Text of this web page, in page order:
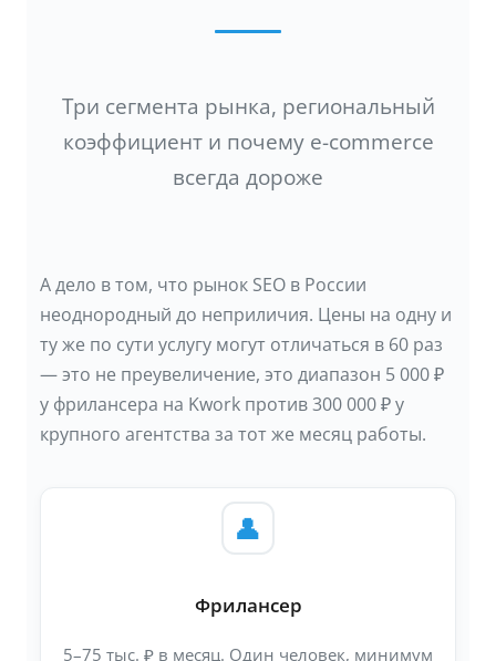
Три сегмента рынка, региональный
коэффициент и почему e-commerce
всегда дороже
А дело в том, что рынок SEO в России
неоднородный до неприличия. Цены на одну и
ту же по сути услугу могут отличаться в 60 раз
— это не преувеличение, это диапазон 5 000 ₽
у фрилансера на Kwork против 300 000 ₽ у
крупного агентства за тот же месяц работы.
👤
Фрилансер
5–75 тыс. ₽ в месяц. Один человек, минимум